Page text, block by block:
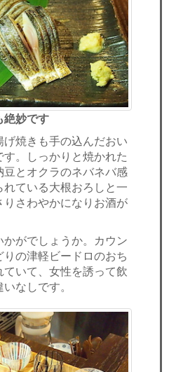
絶妙です
焼きも手の込んだおい
。しっかりと焼かれた
とオクラのネバネバ感
ている大根おろしと一
さわやかになりお酒が
がでしょうか。カウン
の津軽ビードロのおち
ていて、女性を誘って飲
なしです。